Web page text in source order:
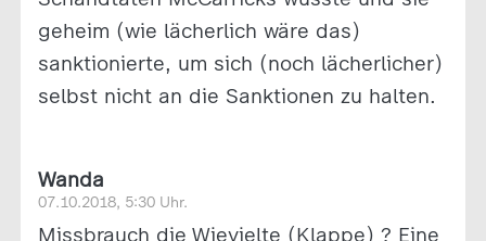
geheim (wie lächerlich wäre das)
sanktionierte, um sich (noch lächerlicher)
selbst nicht an die Sanktionen zu halten.
Wanda
07.10.2018, 5:30 Uhr.
Missbrauch die Wievielte (Klappe) ? Eine